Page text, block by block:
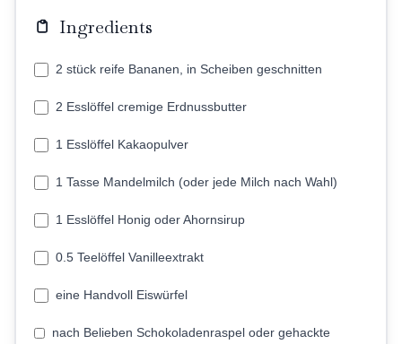
Ingredients
2 stück reife Bananen, in Scheiben geschnitten
2 Esslöffel cremige Erdnussbutter
1 Esslöffel Kakaopulver
1 Tasse Mandelmilch (oder jede Milch nach Wahl)
1 Esslöffel Honig oder Ahornsirup
0.5 Teelöffel Vanilleextrakt
eine Handvoll Eiswürfel
nach Belieben Schokoladenraspel oder gehackte